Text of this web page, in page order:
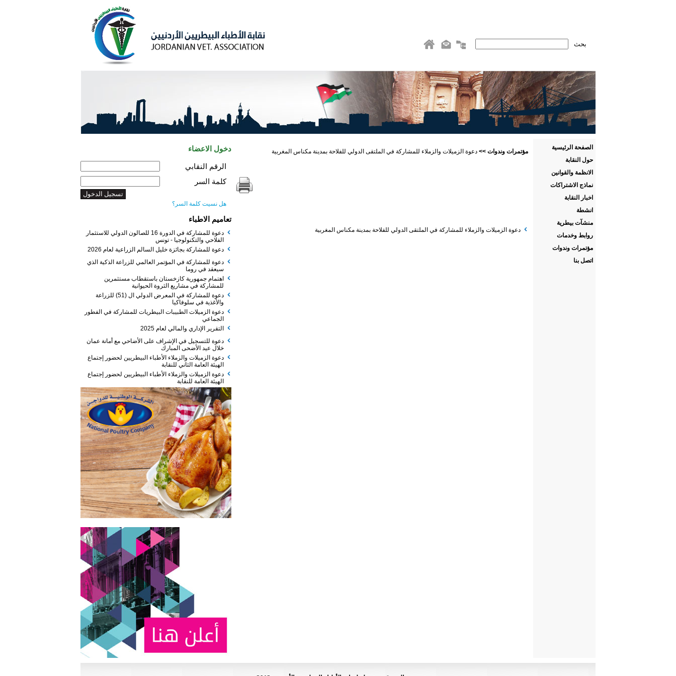
الصفحة الرئيسية
حول النقابة
الانظمة والقوانين
نماذج الاشتراكات
اخبار النقابة
انشطة
منشآت بيطرية
روابط وخدمات
مؤتمرات وندوات
اتصل بنا
مؤتمرات وندوات >> دعوة الزميلات والزملاء للمشاركة في الملتقى الدولي للفلاحة بمدينة مكناس المغربية
دعوة الزميلات والزملاء للمشاركة في الملتقى الدولي للفلاحة بمدينة مكناس المغربية
دخول الاعضاء
الرقم النقابي
كلمة السر
هل نسيت كلمة السر؟
تعاميم الاطباء
دعوة للمشاركة في الدورة 16 للصالون الدولي للاستثمار
الفلاحي والتكنولوجيا - تونس
دعوة للمشاركة بجائزة خليل السالم الزراعية لعام 2026
دعوة للمشاركة في المؤتمر العالمي للزراعة الذكية الذي
سيعقد في روما
اهتمام جمهورية كازخستان باستقطاب مستثمرين
للمشاركة في مشاريع الثروة الحيوانية
دعوة للمشاركة في المعرض الدولي ال (51) للزراعة
والأغذية في سلوفاكيا
دعوة الزميلات الطبيبات البيطريات للمشاركة في الفطور
الجماعي
التقرير الإداري والمالي لعام 2025
دعوة للتسجيل في الإشراف على الأضاحي مع أمانة عمان
خلال عيد الأضحى المبارك
دعوة الزميلات والزملاء الأطباء البيطريين لحضور إجتماع
الهيئة العامة الثاني للنقابة
دعوة الزميلات والزملاء الأطباء البيطريين لحضور إجتماع
الهيئة العامة للنقابة